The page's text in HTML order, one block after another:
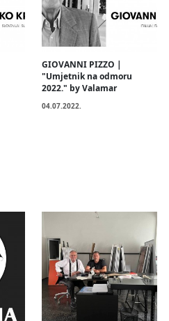
GIOVANNI PIZZO |
"Umjetnik na odmoru
2022." by Valamar
04.07.2022.